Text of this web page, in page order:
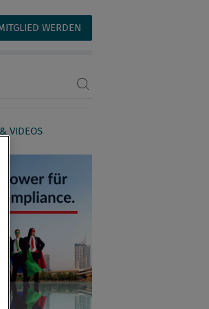
WERDEN
VIDEOS